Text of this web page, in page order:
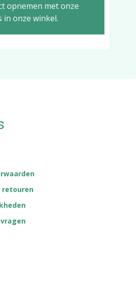
opnemen met onze
in onze winkel.
retouren